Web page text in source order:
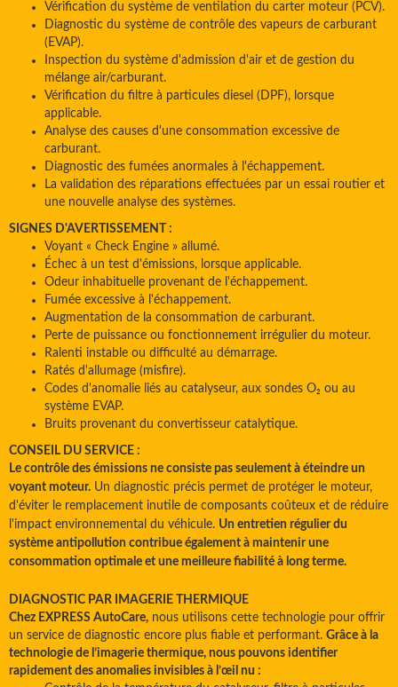
Vérification du système de ventilation du carter moteur (PCV).
Diagnostic du système de contrôle des vapeurs de carburant
(EVAP).
Inspection du système d'admission d'air et de gestion du
mélange air/carburant.
Vérification du filtre à particules diesel (DPF), lorsque
applicable.
Analyse des causes d'une consommation excessive de
carburant.
Diagnostic des fumées anormales à l'échappement.
La validation des réparations effectuées par un essai routier et
une nouvelle analyse des systèmes.
SIGNES D'AVERTISSEMENT :
Voyant « Check Engine » allumé.
Échec à un test d'émissions, lorsque applicable.
Odeur inhabituelle provenant de l'échappement.
Fumée excessive à l'échappement.
Augmentation de la consommation de carburant.
Perte de puissance ou fonctionnement irrégulier du moteur.
Ralenti instable ou difficulté au démarrage.
Ratés d'allumage (misfire).
Codes d'anomalie liés au catalyseur, aux sondes O₂ ou au
système EVAP.
Bruits provenant du convertisseur catalytique.
CONSEIL DU SERVICE :
Le contrôle des émissions ne consiste pas seulement à éteindre un
voyant moteur. Un diagnostic précis permet de protéger le moteur,
d'éviter le remplacement inutile de composants coûteux et de réduire
l'impact environnemental du véhicule. Un entretien régulier du
système antipollution contribue également à maintenir une
consommation optimale et une meilleure fiabilité à long terme.
DIAGNOSTIC PAR IMAGERIE THERMIQUE
Chez EXPRESS AutoCare, nous utilisons cette technologie pour offrir
un service de diagnostic encore plus fiable et performant. Grâce à la
technologie de l’imagerie thermique, nous pouvons identifier
rapidement des anomalies invisibles à l’œil nu :